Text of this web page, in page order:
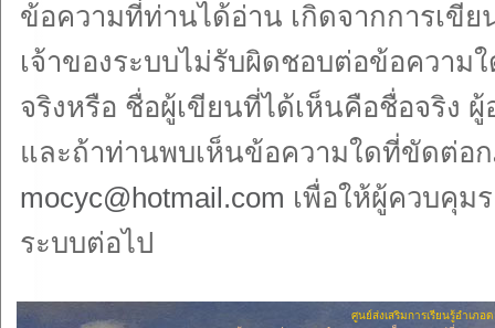
ข้อความที่ท่านได้อ่าน เกิดจากการเ
เจ้าของระบบไม่รับผิดชอบต่อข้อความ
จริงหรือ ชื่อผู้เขียนที่ได้เห็นคือชื่อจริง
และถ้าท่านพบเห็นข้อความใดที่ขัดต่อ
mocyc@hotmail.com เพื่อให้ผู้ควบคุม
ระบบต่อไป
ศูนย์ส่งเสริมการเรียนรู้อำเภ